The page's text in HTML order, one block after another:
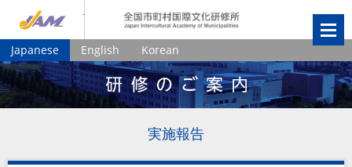
Japanese English Korean
実施報告